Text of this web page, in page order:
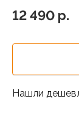
12 490 p.
Нашли